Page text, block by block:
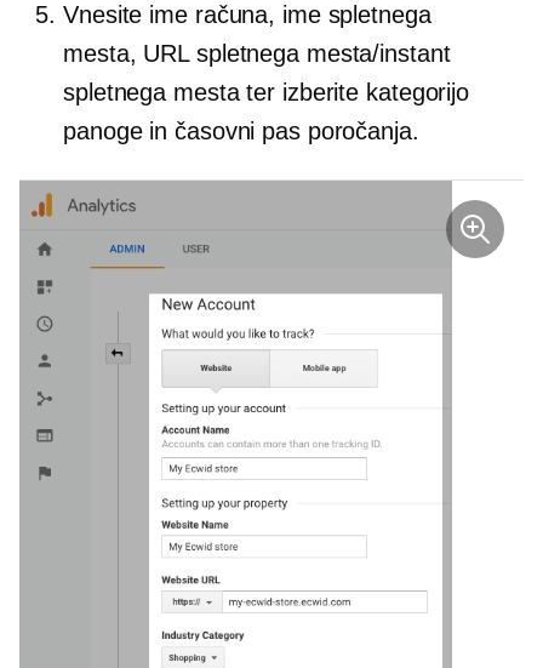
Vnesite ime računa, ime spletnega
mesta, URL spletnega mesta/instant
spletnega mesta ter izberite kategorijo
panoge in časovni pas poročanja.